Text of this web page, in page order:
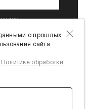
моих
о прошлых
сайта.
Политике обработки